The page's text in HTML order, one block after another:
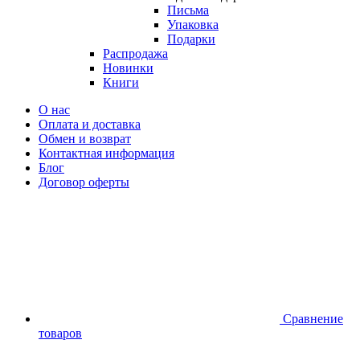
Письма
Упаковка
Подарки
Распродажа
Новинки
Книги
О нас
Оплата и доставка
Обмен и возврат
Контактная информация
Блог
Договор оферты
Сравнение
товаров